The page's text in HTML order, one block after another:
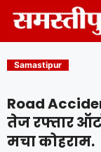
content
Samastipur
Road
तेज रफ्तार
मचा कोहराम.